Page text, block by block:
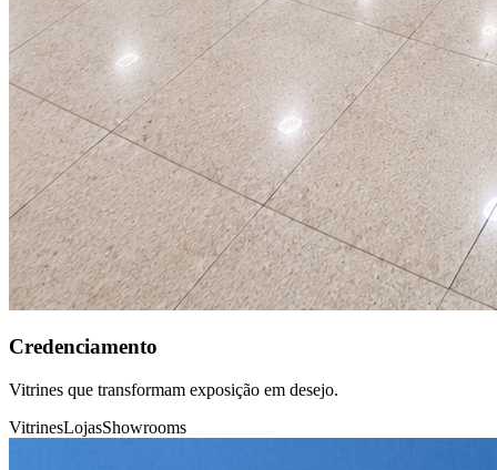
Credenciamento
Vitrines que transformam exposição em desejo.
VitrinesLojasShowrooms